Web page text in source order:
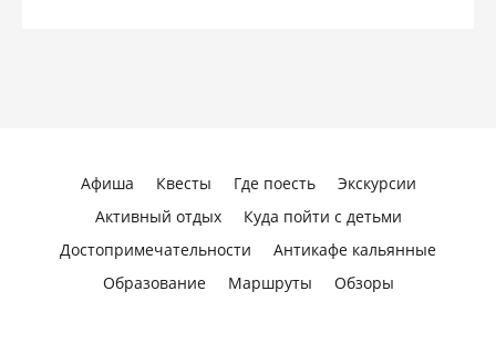
Афиша Квесты Где поесть
Экскурсии
Активный отдых
Куда пойти с детьми
Достопримечательности
Антикафе кальянные
Образование
Маршруты Обзоры